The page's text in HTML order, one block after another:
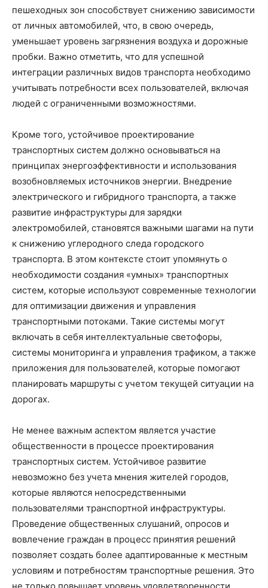
пешеходных зон способствует снижению зависимости
от личных автомобилей, что, в свою очередь,
уменьшает уровень загрязнения воздуха и дорожные
пробки. Важно отметить, что для успешной
интеграции различных видов транспорта необходимо
учитывать потребности всех пользователей, включая
людей с ограниченными возможностями.
Кроме того, устойчивое проектирование
транспортных систем должно основываться на
принципах энергоэффективности и использования
возобновляемых источников энергии. Внедрение
электрического и гибридного транспорта, а также
развитие инфраструктуры для зарядки
электромобилей, становятся важными шагами на пути
к снижению углеродного следа городского
транспорта. В этом контексте стоит упомянуть о
необходимости создания «умных» транспортных
систем, которые используют современные технологии
для оптимизации движения и управления
транспортными потоками. Такие системы могут
включать в себя интеллектуальные светофоры,
системы мониторинга и управления трафиком, а также
приложения для пользователей, которые помогают
планировать маршруты с учетом текущей ситуации на
дорогах.
Не менее важным аспектом является участие
общественности в процессе проектирования
транспортных систем. Устойчивое развитие
невозможно без учета мнения жителей городов,
которые являются непосредственными
пользователями транспортной инфраструктуры.
Проведение общественных слушаний, опросов и
вовлечение граждан в процесс принятия решений
позволяет создать более адаптированные к местным
условиям и потребностям транспортные решения. Это